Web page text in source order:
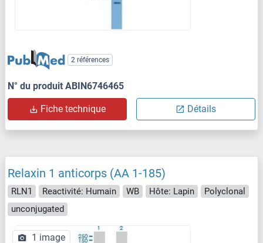
2 références
N° du produit ABIN6746465
Fiche technique Détails
Relaxin 1 anticorps (AA 1-185)
RLN1 Reactivité: Humain WB Hôte: Lapin
Polyclonal
unconjugated
1 image